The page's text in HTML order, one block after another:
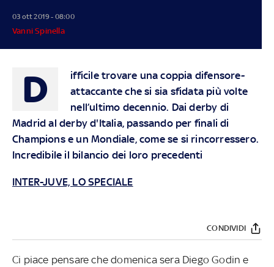
03 ott 2019 - 08:00
Vanni Spinella
D
ifficile trovare una coppia difensore-
attaccante che si sia sfidata più volte
nell’ultimo decennio. Dai derby di
Madrid al derby d'Italia, passando per finali di
Champions e un Mondiale, come se si rincorressero.
Incredibile il bilancio dei loro precedenti
INTER-JUVE, LO SPECIALE
CONDIVIDI
Ci piace pensare che domenica sera Diego Godin e